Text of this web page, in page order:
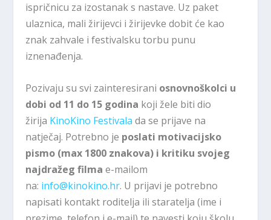
ispričnicu za izostanak s nastave. Uz paket
ulaznica, mali žirijevci i žirijevke dobit će kao
znak zahvale i festivalsku torbu punu
iznenađenja.
Pozivaju su svi zainteresirani osnovnoškolci u
dobi od 11 do 15 godina koji žele biti dio
žirija KinoKino Festivala da se prijave na
natječaj. Potrebno je poslati motivacijsko
pismo (max 1800 znakova) i kritiku svojeg
najdražeg filma e-mailom
na: info@kinokino.hr. U prijavi je potrebno
napisati kontakt roditelja ili staratelja (ime i